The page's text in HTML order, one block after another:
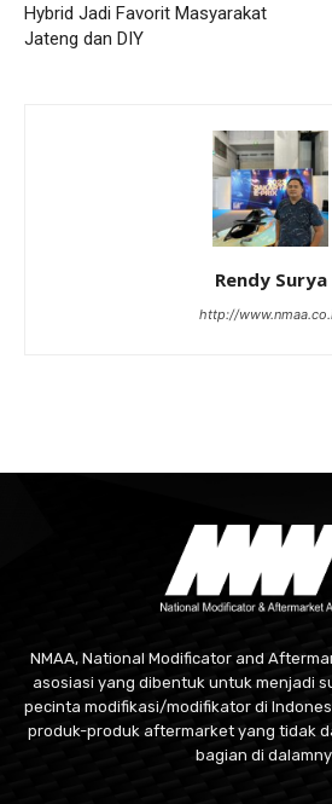
Hybrid Jadi Favorit Masyarakat
Jateng dan DIY
Rendy Surya
http://
NMAA, National Modificator and
asosiasi yang dibentuk untuk menjadi
pecinta modifikasi/modifikator di
produk-produk aftermarket yang tidak
bagian di